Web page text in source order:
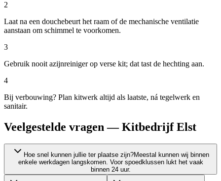
2
Laat na een douchebeurt het raam of de mechanische ventilatie
aanstaan om schimmel te voorkomen.
3
Gebruik nooit azijnreiniger op verse kit; dat tast de hechting aan.
4
Bij verbouwing? Plan kitwerk altijd als laatste, ná tegelwerk en
sanitair.
Veelgestelde vragen — Kitbedrijf Elst
Hoe snel kunnen jullie ter plaatse zijn?Meestal kunnen wij binnen
enkele werkdagen langskomen. Voor spoedklussen lukt het vaak
binnen 24 uur.